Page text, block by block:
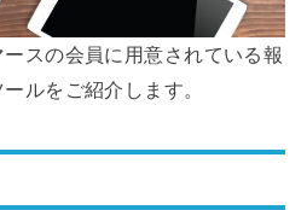
スの会員に用意されている報
ルをご紹介します。